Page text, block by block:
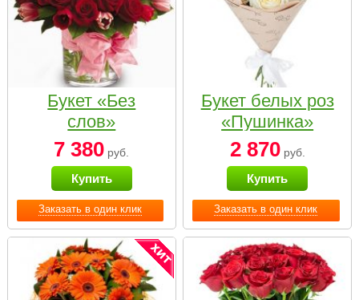
Заказать в один клик
Букет «Без
слов»
7 380 руб.
Купить
Заказать в один клик
Букет белых роз
«Пушинка»
2 870руб.
Купить